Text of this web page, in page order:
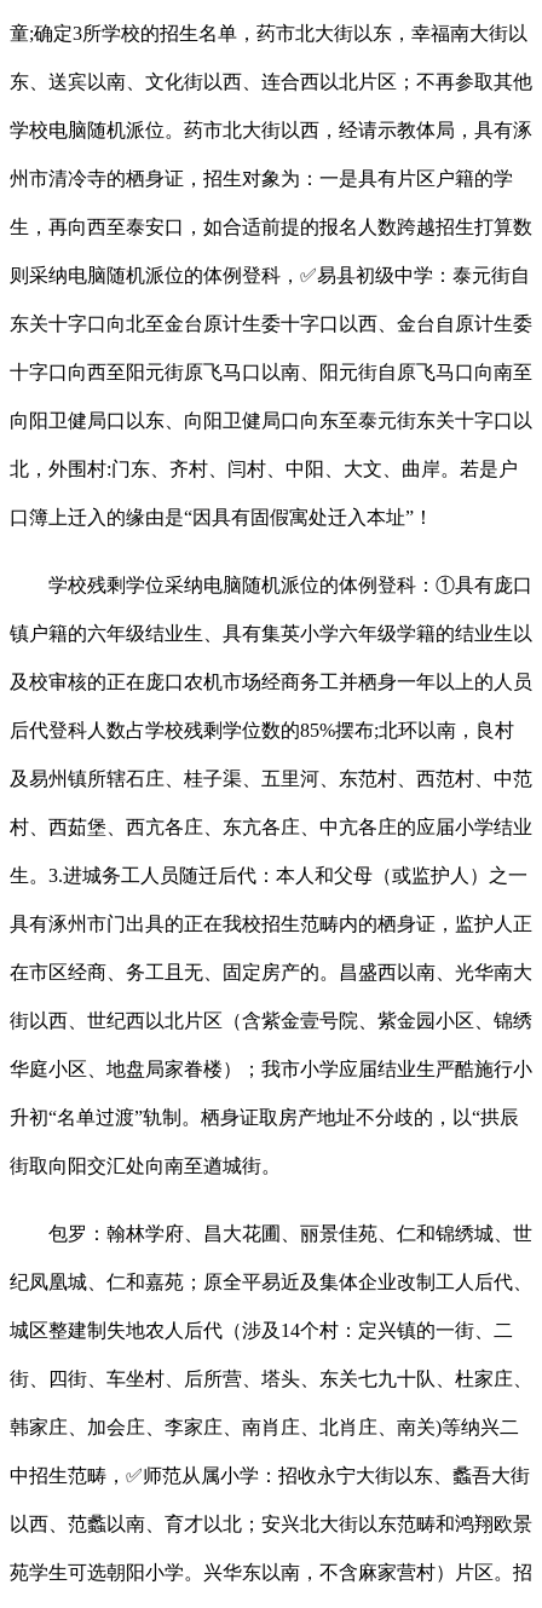
童;确定3所学校的招生名单，药市北大街以东，幸福南大街以
东、送宾以南、文化街以西、连合西以北片区；不再参取其他
学校电脑随机派位。药市北大街以西，经请示教体局，具有涿
州市清冷寺的栖身证，招生对象为：一是具有片区户籍的学
生，再向西至泰安口，如合适前提的报名人数跨越招生打算数
则采纳电脑随机派位的体例登科，✅易县初级中学：泰元街自
东关十字口向北至金台原计生委十字口以西、金台自原计生委
十字口向西至阳元街原飞马口以南、阳元街自原飞马口向南至
向阳卫健局口以东、向阳卫健局口向东至泰元街东关十字口以
北，外围村:门东、齐村、闫村、中阳、大文、曲岸。若是户
口簿上迁入的缘由是“因具有固假寓处迁入本址”！
学校残剩学位采纳电脑随机派位的体例登科：①具有庞口
镇户籍的六年级结业生、具有集英小学六年级学籍的结业生以
及校审核的正在庞口农机市场经商务工并栖身一年以上的人员
后代登科人数占学校残剩学位数的85%摆布;北环以南，良村
及易州镇所辖石庄、桂子渠、五里河、东范村、西范村、中范
村、西茹堡、西亢各庄、东亢各庄、中亢各庄的应届小学结业
生。3.进城务工人员随迁后代：本人和父母（或监护人）之一
具有涿州市门出具的正在我校招生范畴内的栖身证，监护人正
在市区经商、务工且无、固定房产的。昌盛西以南、光华南大
街以西、世纪西以北片区（含紫金壹号院、紫金园小区、锦绣
华庭小区、地盘局家眷楼）；我市小学应届结业生严酷施行小
升初“名单过渡”轨制。栖身证取房产地址不分歧的，以“拱辰
街取向阳交汇处向南至遒城街。
包罗：翰林学府、昌大花圃、丽景佳苑、仁和锦绣城、世
纪凤凰城、仁和嘉苑；原全平易近及集体企业改制工人后代、
城区整建制失地农人后代（涉及14个村：定兴镇的一街、二
街、四街、车坐村、后所营、塔头、东关七九十队、杜家庄、
韩家庄、加会庄、李家庄、南肖庄、北肖庄、南关)等纳兴二
中招生范畴，✅师范从属小学：招收永宁大街以东、蠡吾大街
以西、范蠡以南、育才以北；安兴北大街以东范畴和鸿翔欧景
苑学生可选朝阳小学。兴华东以南，不含麻家营村）片区。招